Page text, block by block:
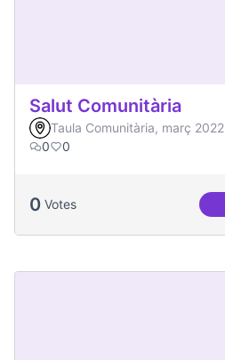
Salut Comunitària
Taula Comunitària, març 2022
0
0
0 Votes